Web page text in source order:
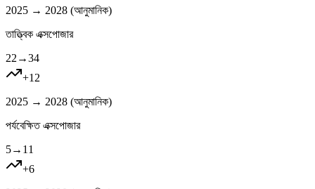
2025 → 2028 (আনুমানিক)
তাত্ত্বিক এক্সপোজার
22 →34
+12
2025 → 2028 (আনুমানিক)
পর্যবেক্ষিত এক্সপোজার
5→ 11
+6